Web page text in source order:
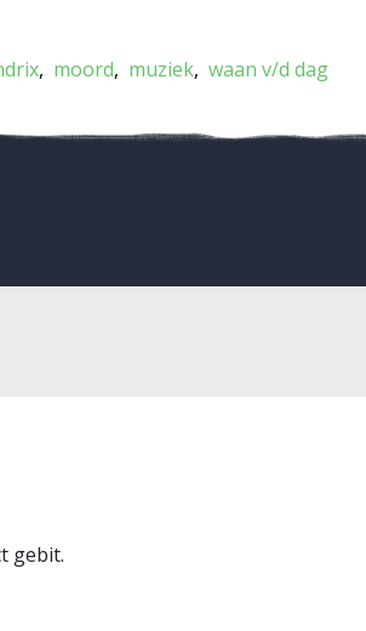
moord muziek waan v/d dag
gebit.